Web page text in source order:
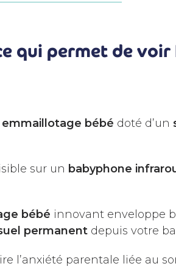
qui permet de
emmaillotage bébé doté d’un
sur un babyphone
bébé innovant enveloppe
permanent depuis votre
l’anxiété parentale liée au